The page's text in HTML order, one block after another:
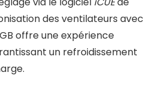
des ventilateurs avec
offre une expérience
un refroidissement